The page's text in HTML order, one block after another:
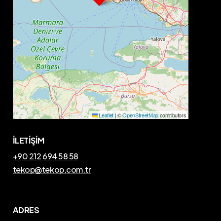
Leaflet |©OpenStreetMapcontributors
İLETİŞİM
+90 212 694 58 58
tekop@tekop.com.tr
ADRES